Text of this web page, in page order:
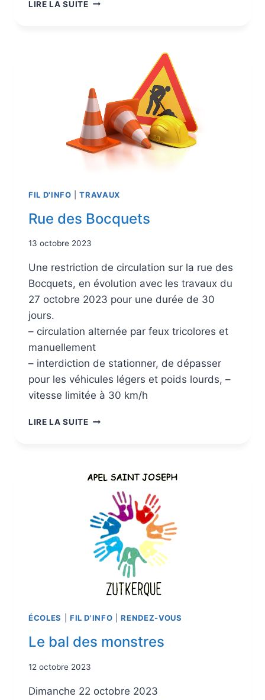
LIRE LA SUITE
FIL D'INFO |TRAVAUX
Rue des Bocquets
13 octobre 2023
Une restriction de circulation sur la rue des
Bocquets, en évolution avec les travaux du
27 octobre 2023 pour une durée de 30
jours.
– circulation alternée par feux tricolores et
manuellement
– interdiction de stationner, de dépasser
pour les véhicules légers et poids lourds, –
vitesse limitée à 30 km/h
LIRE LA SUITE
ÉCOLES FIL D'INFO |RENDEZ-VOUS
Le bal des monstres
12 octobre 2023
Dimanche 22 octobre 2023